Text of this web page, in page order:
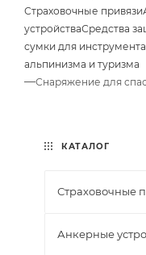
Страховочные привязи
устройстваСредства
сумки для инструмента
альпинизма и туризма
—Снаряжение для
КАТАЛОГ
Страховочные
Анкерные